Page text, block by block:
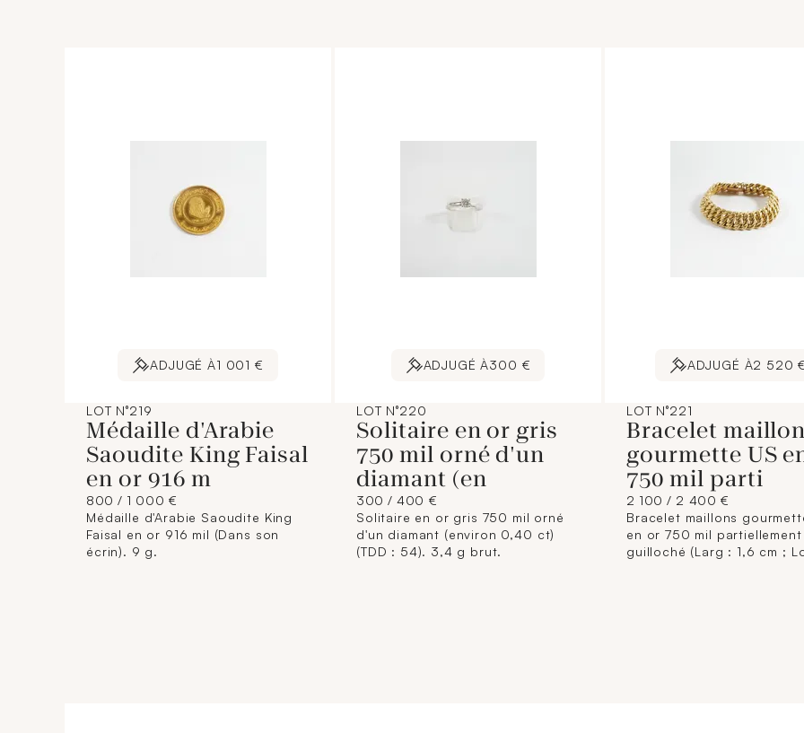
ADJUGÉ À1 001 €
LOT N°219
Médaille d'Arabie
Saoudite King Faisal
en or 916 m
800 / 1 000 €
Médaille d'Arabie Saoudite King
Faisal en or 916 mil (Dans son
écrin). 9 g.
ADJUGÉ À300 €
LOT N°220
Solitaire en or gris
750 mil orné d'un
diamant (en
300 / 400 €
Solitaire en or gris 750 mil orné
d'un diamant (environ 0,40 ct)
(TDD : 54). 3,4 g brut.
ADJUGÉ À2 520
LOT N°221
Bracelet
gourmette US
750 mil parti
2 100 / 2 400 €
Bracelet maillons
en or 750 mil partiellement
guilloché (Larg : 1,6 cm ;